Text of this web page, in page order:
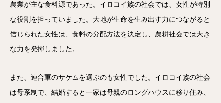
農業が主な食料源であった。イロコイ族の社会では、女性が特別
な役割を担っていました。大地が生命を生み出す力につながると
信じられた女性は、食料の分配方法を決定し、農耕社会では大き
な力を発揮しました。
また、連合軍のサケムを選ぶのも女性でした。イロコイ族の社会
は母系制で、結婚すると一家は母親のロングハウスに移り住み、